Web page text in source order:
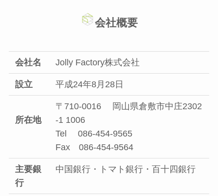
会社概要
会社名 Jolly Factory株式会社
設立 平成24年8月28日
所在地
〒710-0016 岡山県倉敷市中庄2302
-1 1006
Tel 086-454-9565
Fax 086-454-9564
主要銀
行
中国銀行・トマト銀行・百十四銀行